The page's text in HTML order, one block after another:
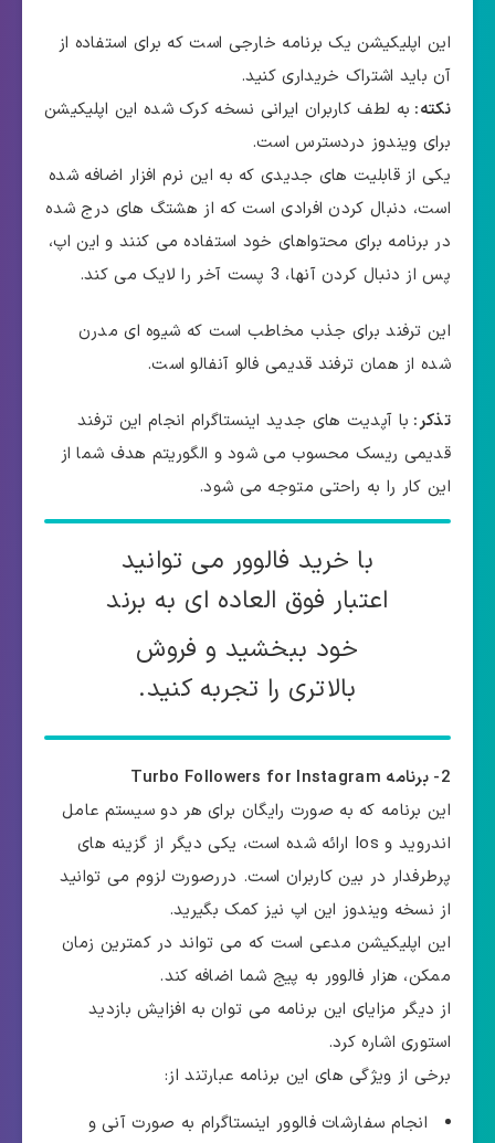
این اپلیکیشن یک برنامه خارجی است که برای استفاده از
آن باید اشتراک خریداری کنید.
نکته: به لطف کاربران ایرانی نسخه کرک شده این اپلیکیشن
برای ویندوز دردسترس است.
یکی از قابلیت های جدیدی که به این نرم افزار اضافه شده
است، دنبال کردن افرادی است که از هشتگ های درج شده
در برنامه برای محتواهای خود استفاده می کنند و این اپ،
پس از دنبال کردن آنها، 3 پست آخر را لایک می کند.
این ترفند برای جذب مخاطب است که شیوه ای مدرن
شده از همان ترفند قدیمی فالو آنفالو است.
تذکر: با آپدیت های جدید اینستاگرام انجام این ترفند
قدیمی ریسک محسوب می شود و الگوریتم هدف شما از
این کار را به راحتی متوجه می شود.
با خرید فالوور می توانید
اعتبار فوق العاده ای به برند
خود ببخشید و فروش
بالاتری را تجربه کنید.
2- برنامه Turbo Followers for Instagram
این برنامه که به صورت رایگان برای هر دو سیستم عامل
اندروید و Ios ارائه شده است، یکی دیگر از گزینه های
پرطرفدار در بین کاربران است. دررصورت لزوم می توانید
از نسخه ویندوز این اپ نیز کمک بگیرید.
این اپلیکیشن مدعی است که می تواند در کمترین زمان
ممکن، هزار فالوور به پیج شما اضافه کند.
از دیگر مزایای این برنامه می توان به افزایش بازدید
استوری اشاره کرد.
برخی از ویژگی های این برنامه عبارتند از:
انجام سفارشات فالوور اینستاگرام به صورت آنی و